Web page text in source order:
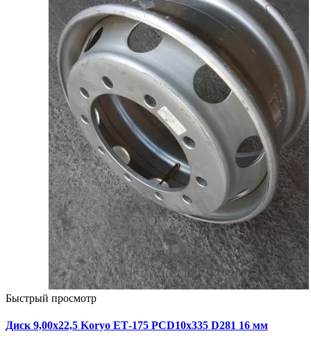
Быстрый просмотр
Диск 9,00х22,5 Koryo ЕТ-175 PCD10x335 D281 16 мм